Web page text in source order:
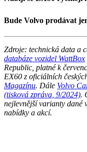
Bude Volvo prodávat
Zdroje: technická data a
databáze vozidel WattBox
Republic, platné k
EX60 z oficiálních
Magazínu. Dále Volvo
(tisková zpráva, 9/2024).
nejlevnější varianty dané
nabídky a akcí.